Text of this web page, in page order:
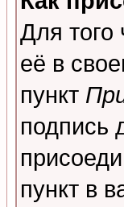
Для того
её в
пункт
подпись
пункт в